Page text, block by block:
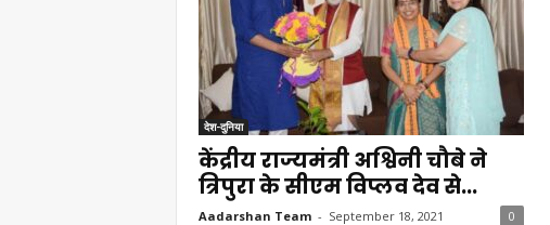
देश-दुनिया
केंद्रीय राज्यमंत्री अश्विनी चौबे ने
त्रिपुरा के सीएम विप्लव देव से...
Aadarshan Team - September 18, 2021 0